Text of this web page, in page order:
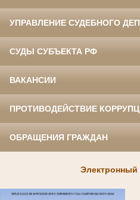
УПРАВЛЕНИЕ СУДЕБНОГО
СУДЫ СУБЪЕКТА РФ
ВАКАНСИИ
ПРОТИВОДЕЙСТВИЕ
ОБРАЩЕНИЯ ГРАЖДАН
Электронный